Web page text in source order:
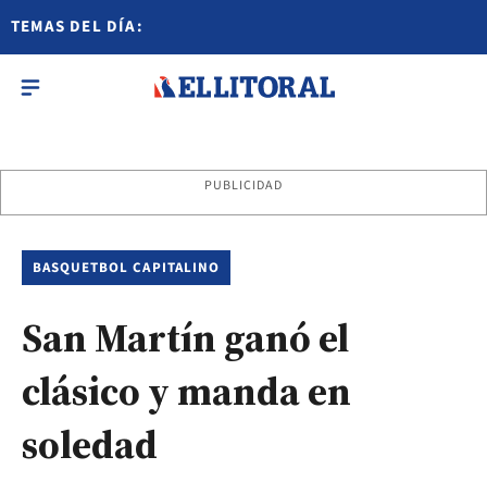
TEMAS DEL DÍA:
PUBLICIDAD
BASQUETBOL CAPITALINO
San Martín ganó el
clásico y manda en
soledad